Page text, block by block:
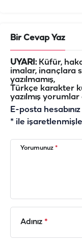
Bir Cevap Yaz
UYARI:Küfür,
imalar, inançlara
yazılmamış,
Türkçe karakter
yazılmış
E-posta
* ile
Yorumunuz *
Adınız *